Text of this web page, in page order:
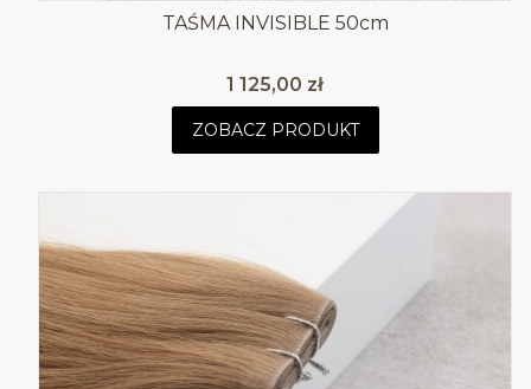
TAŚMA INVISIBLE 50cm
Cena
1 125,00 zł
ZOBACZ PRODUKT